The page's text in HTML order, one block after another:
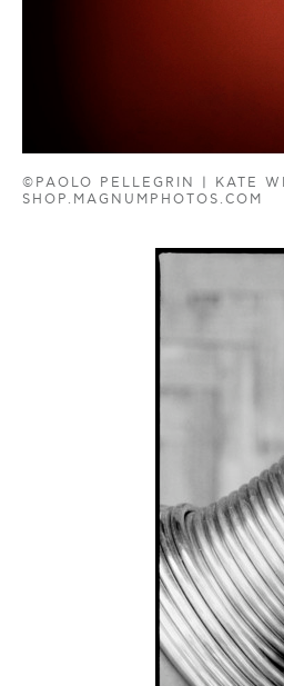
©PAOLO PELLEGRIN | KATE
SHOP.MAGNUMPHOTOS.COM